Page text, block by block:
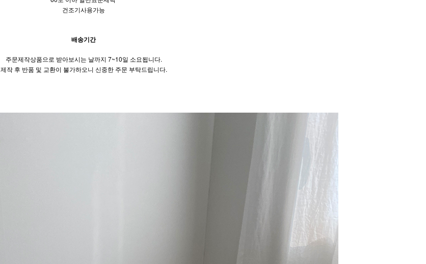
건조기사용가능
배송기간
주문제작상품으로 받아보시는 날까지 7~10일 소요됩니다.
제작 후 반품 및 교환이 불가하오니 신중한 주문 부탁드립니다.